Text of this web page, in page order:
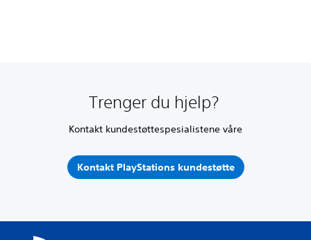
Trenger du hjelp?
Kontakt kundestøttespesialistene våre
Kontakt PlayStations kundestøtte